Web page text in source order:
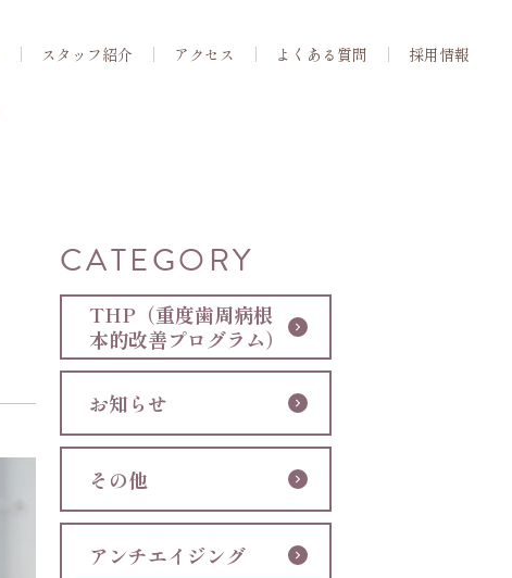
スタッフ紹介 アクセス よくある質問 採用情報
CATEGORY
THP（重度歯周病根
本的改善プログラム）
お知らせ
その他
アンチエイジング